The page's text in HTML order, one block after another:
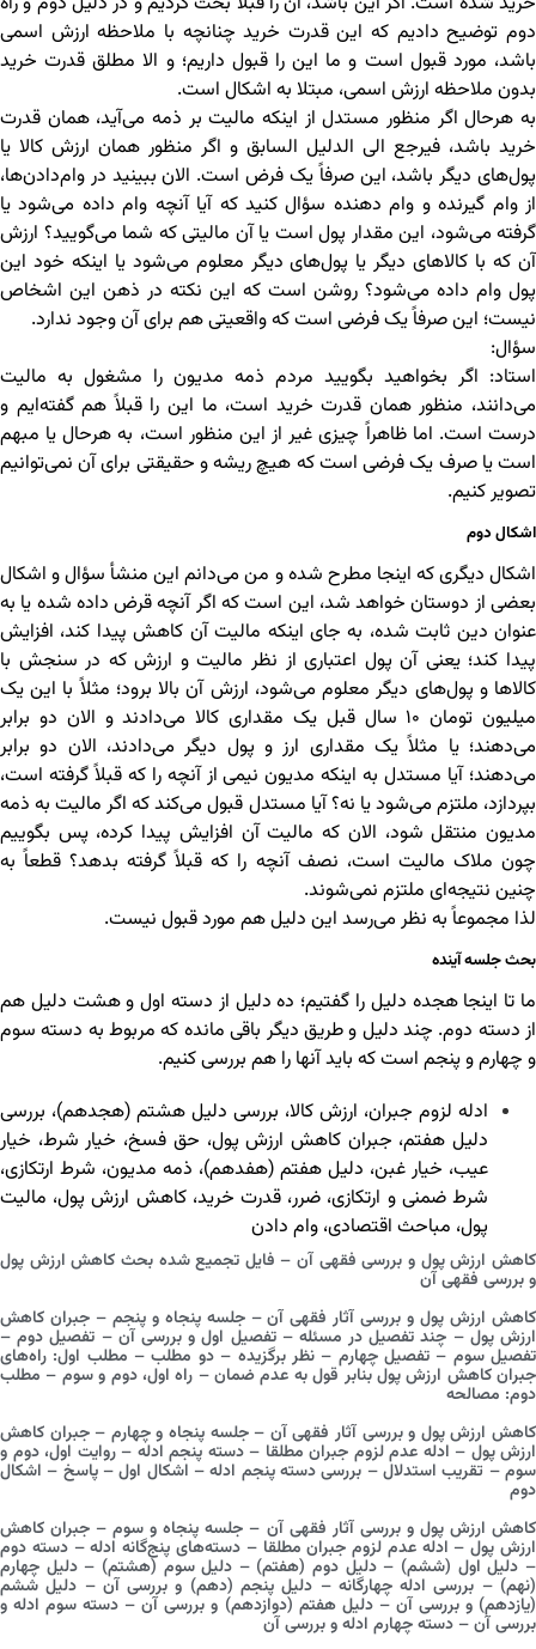
دوم توضیح دادیم که این قدرت خرید چنانچه با ملاحظه ارزش اسمی
باشد، مورد قبول است و ما این را قبول داریم؛ و الا مطلق قدرت خرید
بدون ملاحظه ارزش اسمی، مبتلا به اشکال است.
به هرحال اگر منظور مستدل از اینکه مالیت بر ذمه می‌آید، همان قدرت
خرید باشد، فیرجع الی الدلیل السابق و اگر منظور همان ارزش کالا یا
پول‌های دیگر باشد، این صرفاً یک فرض است. الان ببینید در وام‌دادن‌ها،
از وام گیرنده و وام دهنده سؤال کنید که آیا آنچه وام داده می‌شود یا
گرفته می‌شود، این مقدار پول است یا آن مالیتی که شما می‌گویید؟ ارزش
آن که با کالاهای دیگر یا پول‌های دیگر معلوم می‌شود یا اینکه خود این
پول وام داده می‌شود؟ روشن است که این نکته در ذهن این اشخاص
نیست؛ این صرفاً یک فرضی است که واقعیتی هم برای آن وجود ندارد.
سؤال:
استاد: اگر بخواهید بگویید مردم ذمه مدیون را مشغول به مالیت
می‌دانند، منظور همان قدرت خرید است، ما این را قبلاً هم گفته‌ایم و
درست است. اما ظاهراً چیزی غیر از این منظور است، به هرحال یا مبهم
است یا صرف یک فرضی است که هیچ ریشه و حقیقتی برای آن نمی‌توانیم
تصویر کنیم.
اشکال دوم
اشکال دیگری که اینجا مطرح شده و من می‌دانم این منشأ سؤال و اشکال
بعضی از دوستان خواهد شد، این است که اگر آنچه قرض داده شده یا به
عنوان دین ثابت شده، به جای اینکه مالیت آن کاهش پیدا کند، افزایش
پیدا کند؛ یعنی آن پول اعتباری از نظر مالیت و ارزش که در سنجش با
کالاها و پول‌های دیگر معلوم می‌شود، ارزش آن بالا برود؛ مثلاً با این یک
میلیون تومان ۱۰ سال قبل یک مقداری کالا می‌دادند و الان دو برابر
می‌دهند؛ یا مثلاً یک مقداری ارز و پول دیگر می‌دادند، الان دو برابر
می‌دهند؛ آیا مستدل به اینکه مدیون نیمی از آنچه را که قبلاً گرفته است،
بپردازد، ملتزم می‌شود یا نه؟ آیا مستدل قبول می‌کند که اگر مالیت به ذمه
مدیون منتقل شود، الان که مالیت آن افزایش پیدا کرده، پس بگوییم
چون ملاک مالیت است، نصف آنچه را که قبلاً گرفته بدهد؟ قطعاً به
چنین نتیجه‌ای ملتزم نمی‌شوند.
لذا مجموعاً به نظر می‌رسد این دلیل هم مورد قبول نیست.
بحث جلسه آینده
ما تا اینجا هجده دلیل را گفتیم؛ ده دلیل از دسته اول و هشت دلیل هم
از دسته دوم. چند دلیل و طریق دیگر باقی مانده که مربوط به دسته سوم
و چهارم و پنجم است که باید آنها را هم بررسی کنیم.
ادله لزوم جبران، ارزش کالا، بررسی دلیل هشتم (هجدهم)، بررسی
دلیل هفتم، جبران کاهش ارزش پول، حق فسخ، خیار شرط، خیار
عیب، خیار غبن، دلیل هفتم (هفدهم)، ذمه مدیون، شرط ارتکازی،
شرط ضمنی و ارتکازی، ضرر، قدرت خرید،کاهش ارزش پول، مالیت
پول، مباحث اقتصادی، وام دادن
کاهش ارزش پول و بررسی فقهی آن – فایل تجمیع شده بحث کاهش ارزش پول
و بررسی فقهی آن
کاهش ارزش پول و بررسی آثار فقهی آن – جلسه پنجاه و پنجم – جبران کاهش
ارزش پول – چند تفصیل در مسئله – تفصیل اول و بررسی آن – تفصیل دوم –
تفصیل سوم – تفصیل چهارم – نظر برگزیده – دو مطلب – مطلب اول: راه‌های
جبران کاهش ارزش پول بنابر قول به عدم ضمان – راه اول، دوم و سوم – مطلب
دوم: مصالحه
کاهش ارزش پول و بررسی آثار فقهی آن – جلسه پنجاه و چهارم – جبران کاهش
ارزش پول – ادله عدم لزوم جبران مطلقا – دسته پنجم ادله – روایت اول، دوم و
سوم – تقریب استدلال – بررسی دسته پنجم ادله – اشکال اول – پاسخ – اشکال
دوم
کاهش ارزش پول و بررسی آثار فقهی آن – جلسه پنجاه و سوم – جبران کاهش
ارزش پول – ادله عدم لزوم جبران مطلقا – دسته‌های پنج‌گانه ادله – دسته دوم
– دلیل اول (ششم) – دلیل دوم (هفتم) – دلیل سوم (هشتم) – دلیل چهارم
(نهم) – بررسی ادله چهارگانه – دلیل پنجم (دهم) و بررسی آن – دلیل ششم
(یازدهم) و بررسی آن – دلیل هفتم (دوازدهم) و بررسی آن – دسته سوم ادله و
بررسی آن – دسته چهارم ادله و بررسی آن